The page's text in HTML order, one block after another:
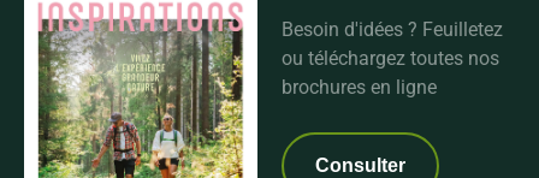
Besoin d'idées ? Feuilletez
ou téléchargez toutes nos
brochures en ligne
Consulter